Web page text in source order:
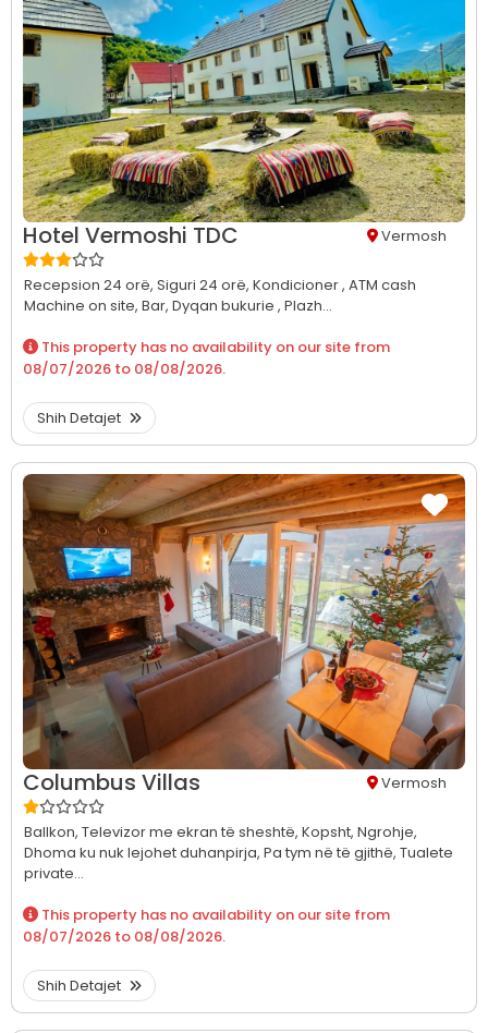
Hotel Vermoshi TDC Vermosh
Recepsion 24 orë, Siguri 24 orë, Kondicioner , ATM cash
Machine on site, Bar, Dyqan bukurie , Plazh...
This property has no availability on our site from
08/07/2026 to 08/08/2026.
Shih Detajet
Columbus Villas Vermosh
Ballkon, Televizor me ekran të sheshtë, Kopsht, Ngrohje,
Dhoma ku nuk lejohet duhanpirja, Pa tym në të gjithë, Tualete
private...
This property has no availability on our site from
08/07/2026 to 08/08/2026.
Shih Detajet